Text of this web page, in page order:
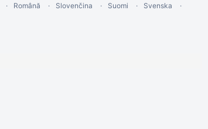
Română Slovenčina Suomi
Svenska